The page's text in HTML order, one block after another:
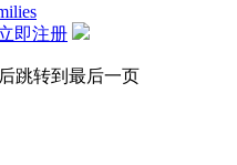
即注册
跳转到最后一页